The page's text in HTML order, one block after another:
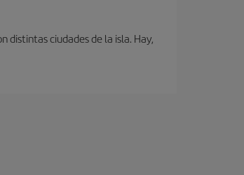
ciudades de la isla. Hay,